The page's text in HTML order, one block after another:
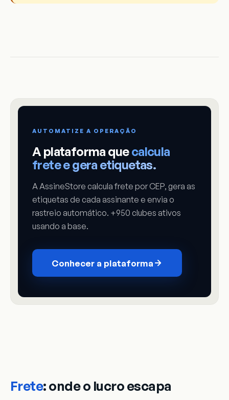
AUTOMATIZE A OPERAÇÃO
A plataforma quecalcula
frete e gera etiquetas.
A AssineStore calcula frete por CEP, gera as
etiquetas de cada assinante e envia o
rastreio automático. +950 clubes ativos
usando a base.
Conhecer a plataforma
Frete: onde o lucro escapa